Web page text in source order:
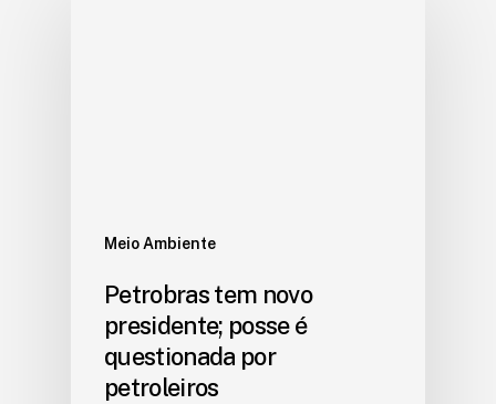
Meio Ambiente
Petrobras tem novo
presidente; posse é
questionada por
petroleiros